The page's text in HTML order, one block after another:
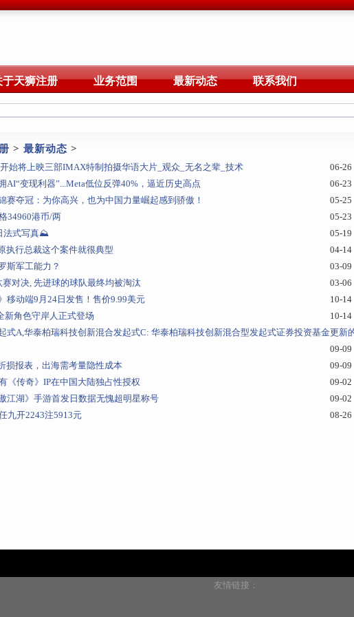
于天狮注册 业务范围 最新动态 联系我们
> 最新动态 >
始将上映三部IMAX特制拍摄华语大片_观众_无名之辈_技术
06-26
AI“变现利器”...Meta低位反弹40%，逼近历史高点
06-23
赛夺冠：为你高兴，也为中国力量崛起感到骄傲！
05-25
34960港币/两
05-23
法式写真⛰️
05-19
执行总裁这个案件就很典型
04-14
斯军工能力？
03-09
对决, 先进球的球队最终均被淘汰
03-06
移动端9月24日发售！售价9.99美元
10-14
新角色守岸人正式登场
10-14
式A,华泰柏瑞科技创新混合发起式C: 华泰柏瑞科技创新混合型发起式证券投资基金更新
09-09
损报表，出海需考量隐性成本
09-09
《传奇》IP在中国大陆独占性授权
09-02
江湖》手游首发日数据无愧超明星称号
09-02
九开2243注5913元
08-26
友情链接：